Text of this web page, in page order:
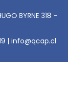
BYRNE 318 –
| info@qcap.cl